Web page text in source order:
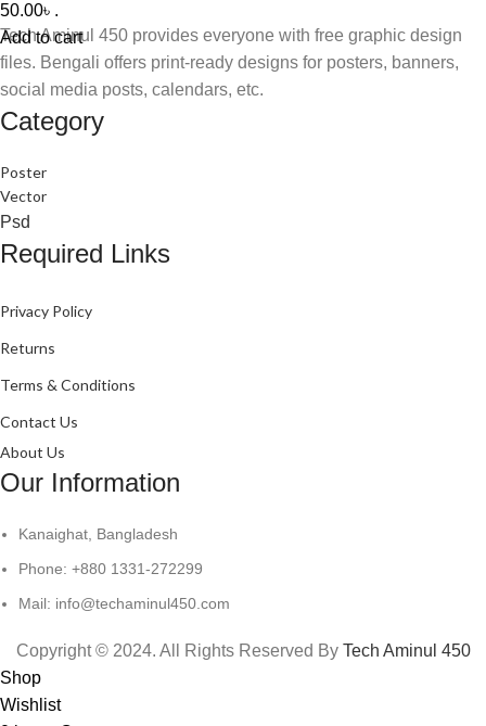
50.00৳ .
Add to cart
Tech Aminul 450 provides everyone with free graphic design
files. Bengali offers print-ready designs for posters, banners,
social media posts, calendars, etc.
Category
Poster
Vector
Psd
Required Links
Privacy Policy
Returns
Terms & Conditions
Contact Us
About Us
Our Information
Kanaighat, Bangladesh
Phone: +880 1331-272299
Mail: info@techaminul450.com
Copyright © 2024. All Rights Reserved By Tech Aminul 450
Shop
Wishlist